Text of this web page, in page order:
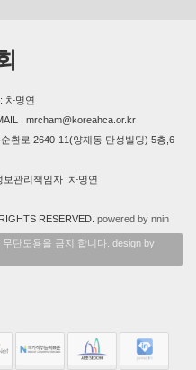
차명연
: mrcham@koreahca.or.kr
환로 2640-11(양재동 단성빌딩) 5층,6
보관리책임자 :차명연
RESERVED. powered by nnin
단도용을 금지 합니다. design by